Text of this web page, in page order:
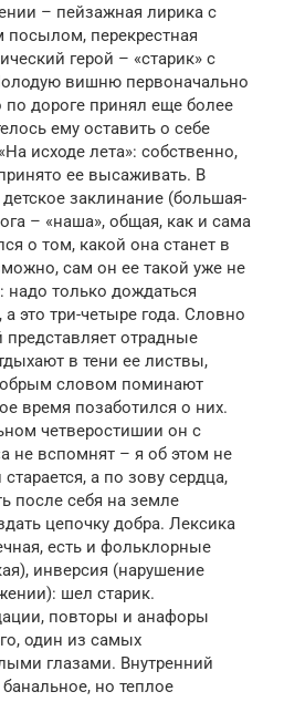
– пейзажная лирика с
перекрестная
герой – «старик» с
вишню первоначально
дороге принял еще более
ему оставить о себе
исходе лета»: собственно,
ее высаживать. В
заклинание (большая-
– «наша», общая, как и сама
о том, какой она станет в
сам он ее такой уже не
надо только дождаться
это три-четыре года. Словно
представляет отрадные
в тени ее листвы,
словом поминают
время позаботился о них.
четверостишии он с
не вспомнят – я об этом не
а по зову сердца,
после себя на земле
цепочку добра. Лексика
есть и фольклорные
инверсия (нарушение
шел старик.
повторы и анафоры
один из самых
глазами. Внутренний
но теплое